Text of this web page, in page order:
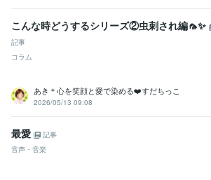
こんな時どうするシリーズ②虫刺され編🦟✨
記事
コラム
あき＊心を笑顔と愛で染める❤️すだちっこ
2026/05/13 09:08
最愛
記事
音声・音楽